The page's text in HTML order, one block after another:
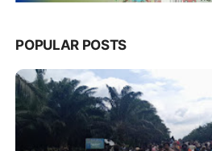
POPULAR POSTS